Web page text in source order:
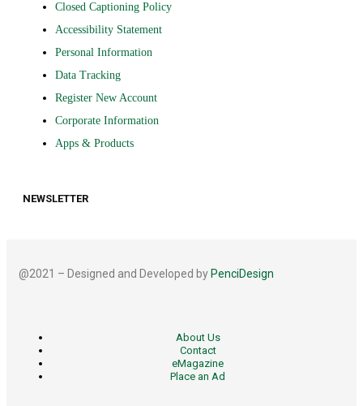
Closed Captioning Policy
Accessibility Statement
Personal Information
Data Tracking
Register New Account
Corporate Information
Apps & Products
NEWSLETTER
@2021 – Designed and Developed by PenciDesign
About Us
Contact
eMagazine
Place an Ad